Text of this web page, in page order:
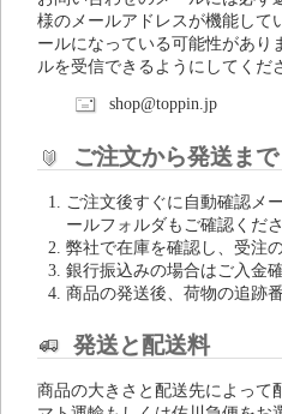
様のメールアドレスが機能して
ールになっている可能性があり
ルを受信できるようにしてくだ
shop@toppin.jp
ご注文から発送まで
ご注文後すぐに自動確認メ
ールフォルダもご確認くださ
弊社で在庫を確認し、受注
銀行振込みの場合はご入金
商品の発送後、荷物の追跡
発送と配送料
商品の大きさと配送先によって